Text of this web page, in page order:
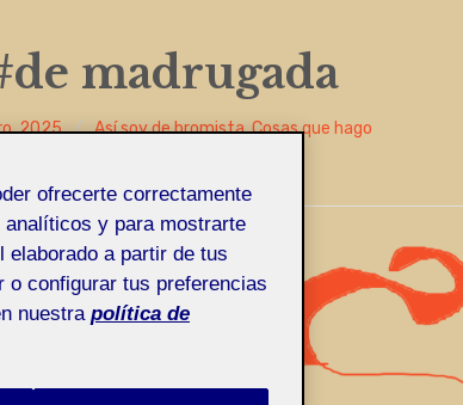
madrugada
2025 Así soy de bromista,Cosas que hago
ofrecerte correctamente
y para mostrarte
elaborado a partir de tus
o configurar tus preferencias
nuestra política de